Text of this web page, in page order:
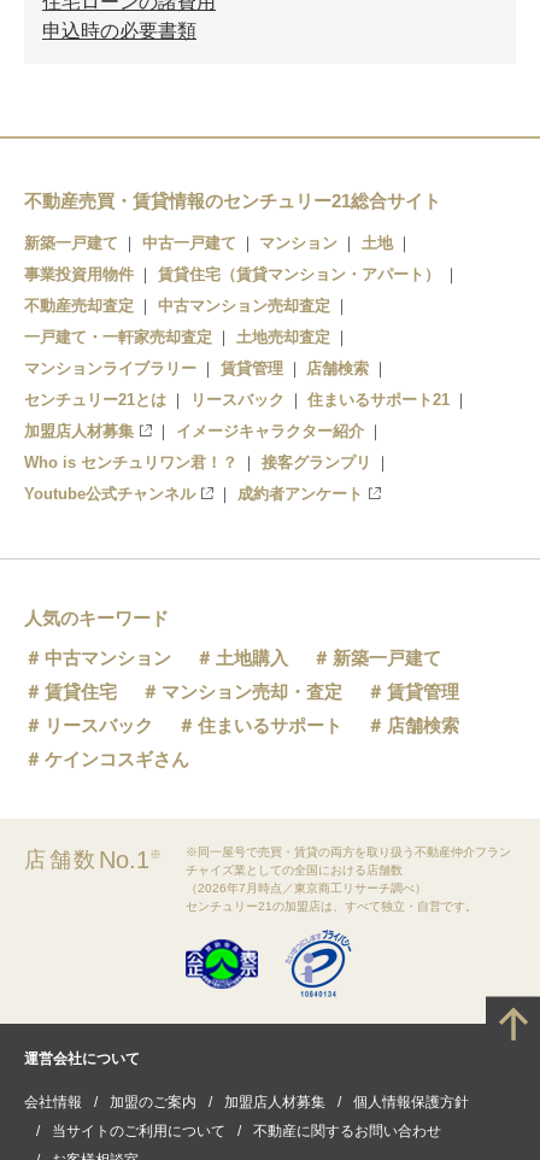
申込時の必要書類
不動産売買・賃貸情報のセンチュリー21総合サイト
新築一戸建て 中古一戸建て マンション
土地
事業投資用物件
賃貸住宅（賃貸マンション・アパート）
不動産売却査定
中古マンション売却査定
一戸建て・一軒家売却査定
土地売却査定
マンションライブラリー
賃貸管理
店舗検索
センチュリー21とは
リースバック
住まいるサポート21
加盟店人材募集
イメージキャラクター紹介
Who is センチュリワン君！？
接客グランプリ
Youtube公式チャンネル
成約者アンケート
人気のキーワード
中古マンション
土地購入
新築一戸建て
賃貸住宅
マンション売却・査定
賃貸管理
リースバック
住まいるサポート
店舗検索
ケインコスギさん
店舗数 No.1※
※同一屋号で売買・賃貸の両方を取り扱う不動産仲介フラン
チャイズ業としての全国における店舗数
（2026年7月時点／東京商工リサーチ調べ）
センチュリー21の加盟店は、すべて独立・自営です。
運営会社について
会社情報 加盟のご案内 加盟店人材募集
個人情報保護方針
当サイトのご利用について
不動産に関するお問い合わせ